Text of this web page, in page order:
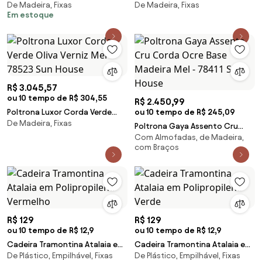
Madeira Eucalipto Design
Artesanal
De Madeira, Fixas
Em estoque
Base Avela - 72553 Sun House
De Madeira, Fixas
R$ 3.045,57
ou 10 tempo de R$ 304,55
Poltrona Luxor Corda Verde
Oliva Verniz Mel - 78523 Sun
De Madeira, Fixas
R$ 2.450,99
ou 10 tempo de R$ 245,09
Poltrona Gaya Assento Cru
Corda Ocre Base Madeira Mel -
78411 Sun House
Com Almofadas, de Madeira,
com Braços
R$ 129
ou 10 tempo de R$ 12,9
Cadeira Tramontina Atalaia em
Polipropileno Vermelho
De Plástico, Empilhável, Fixas
R$ 129
ou 10 tempo de R$ 12,9
Cadeira Tramontina Atalaia em
Polipropileno Verde
De Plástico, Empilhável, Fixas